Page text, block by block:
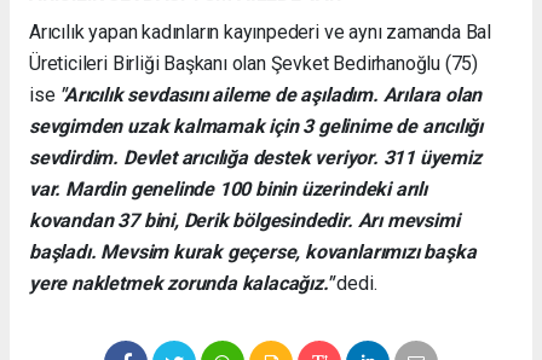
Arıcılık yapan kadınların kayınpederi ve aynı zamanda Bal
Üreticileri Birliği Başkanı olan Şevket Bedirhanoğlu (75)
ise "Arıcılık sevdasını aileme de aşıladım. Arılara olan
sevgimden uzak kalmamak için 3 gelinime de arıcılığı
sevdirdim. Devlet arıcılığa destek veriyor. 311 üyemiz
var. Mardin genelinde 100 binin üzerindeki arılı
kovandan 37 bini, Derik bölgesindedir. Arı mevsimi
başladı. Mevsim kurak geçerse, kovanlarımızı başka
yere nakletmek zorunda kalacağız."dedi.